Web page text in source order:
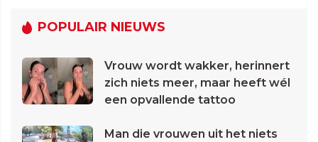
POPULAIR NIEUWS
Vrouw wordt wakker, herinnert
zich niets meer, maar heeft wél
een opvallende tattoo
Man die vrouwen uit het niets